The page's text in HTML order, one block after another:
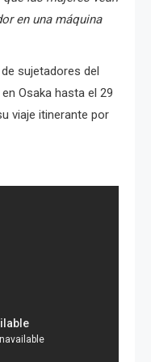
en una máquina
sujetadores del
Osaka hasta el 29
viaje itinerante por